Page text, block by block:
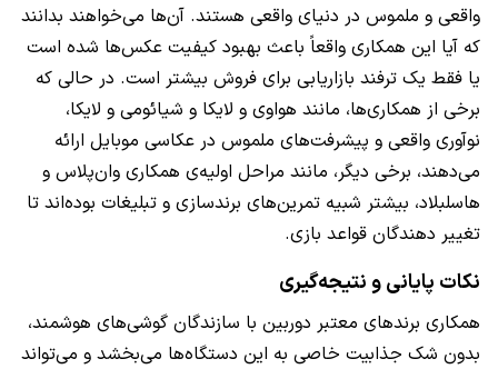
واقعی و ملموس در دنیای واقعی هستند. آن‌ها می‌خواهند بدانند
که آیا این همکاری واقعاً باعث بهبود کیفیت عکس‌ها شده است
یا فقط یک ترفند بازاریابی برای فروش بیشتر است. در حالی که
برخی از همکاری‌ها، مانند هواوی و لایکا و شیائومی و لایکا،
نوآوری واقعی و پیشرفت‌های ملموس در عکاسی موبایل ارائه
می‌دهند، برخی دیگر، مانند مراحل اولیه‌ی همکاری وان‌پلاس و
هاسلبلاد، بیشتر شبیه تمرین‌های برندسازی و تبلیغات بوده‌اند تا
تغییر دهندگان قواعد بازی.
نکات پایانی و نتیجه‌گیری
همکاری برندهای معتبر دوربین با سازندگان گوشی‌های هوشمند،
بدون شک جذابیت خاصی به این دستگاه‌ها می‌بخشد و می‌تواند